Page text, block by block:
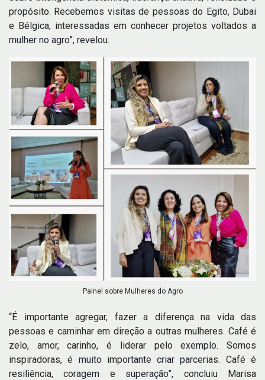
propósito. Recebemos visitas de pessoas do Egito, Dubai
e Bélgica, interessadas em conhecer projetos voltados a
mulher no agro”, revelou.
Painel sobre Mulheres do Agro
“É importante agregar, fazer a diferença na vida das
pessoas e caminhar em direção a outras mulheres. Café é
zelo, amor, carinho, é liderar pelo exemplo. Somos
inspiradoras, é muito importante criar parcerias. Café é
resiliência, coragem e superação”, concluiu Marisa